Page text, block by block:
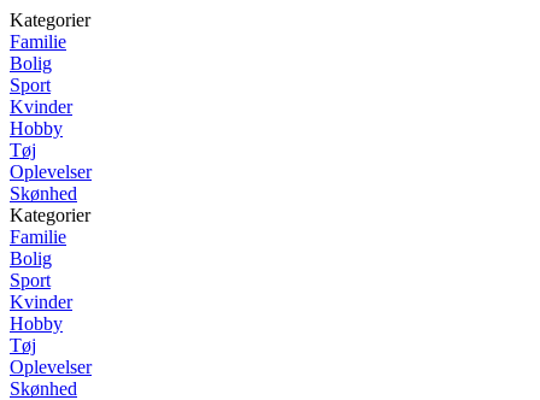
Kategorier
Familie
Bolig
Sport
Kvinder
Hobby
Tøj
Oplevelser
Skønhed
Kategorier
Familie
Bolig
Sport
Kvinder
Hobby
Tøj
Oplevelser
Skønhed